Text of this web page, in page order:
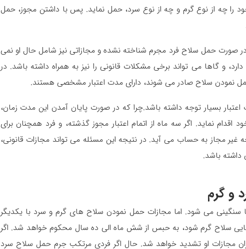
را چه از نوع گرم و چه از نوع سرد، حمل نماید‌. پس با داشتن مجوز، حمل
صورت حمل سلاح فرد مجرم شناخته نشده و مجازاتی نیز شامل حال او نمی
و گاها می تواند برخی مشکلات قانونی را نیز به همراه داشته باشد. در
نمودن سلاح صادر می شوند، دارای مدت اعتبار مشخصی هستند‌.
بسیار توجه داشته باشد‌.چرا که در صورت پایان آمدن این مدت زمان،
نماید. اگر سه ماه از اتمام اعتبار مجوز گذشته، و فرد همچنان برای
غیر مجاز به حساب می آید. در نتیجه این مسئله می تواند مجازات قانونی،
داشته باشد.
و گرم
سنگینی می شود. اما مجازات حمل نمودن سلاح های گرم و سرد با یکدیگر
سلاح گرم شود، به حبس از شش ماه الی ده سال محکوم خواهد شد. اگر
مجازات او تشدید خواهد شد. حال اگر فردی مرتکب جرم حمل سلاح سرد